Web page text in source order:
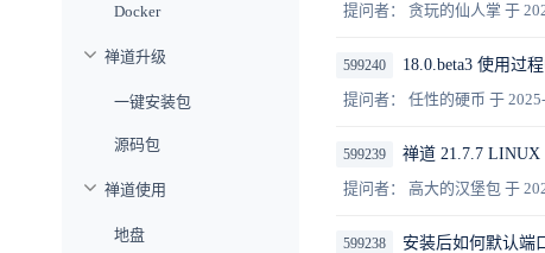
Docker
禅道升级
一键安装包
源码包
禅道使用
地盘
提问者： 贪玩的仙人掌 于
599240 18.0.beta3 使用过
提问者： 任性的硬币 于
599239 禅道 21.7.7
提问者： 高大的汉堡包 于
599238 安装后如何默认端